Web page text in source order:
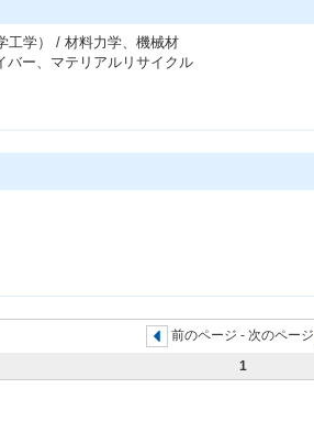
工学） / 材料力学、機械材
バー、マテリアルリサイクル
前のページ - 次のページ
1